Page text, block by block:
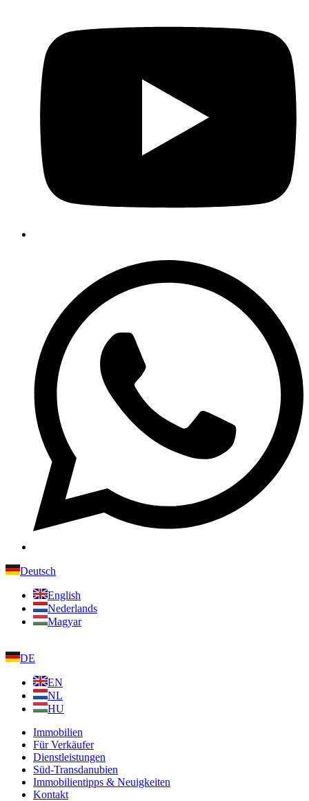
Deutsch
English
Nederlands
Magyar
DE
EN
NL
HU
Immobilien
Für Verkäufer
Dienstleistungen
Süd-Transdanubien
Immobilientipps & Neuigkeiten
Kontakt